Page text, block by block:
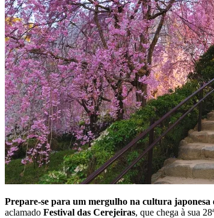
Prepare-se para um mergulho na cultura
aclamado Festival das Cerejeiras, que chega à sua